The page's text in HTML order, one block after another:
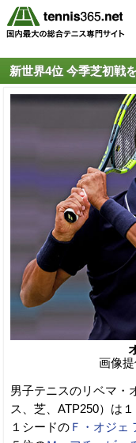
新世界4位 今季芝初戦
画像
男子テニスのリベマ・
ス、芝、ATP250）は
１シードの Ｆ・オジェ